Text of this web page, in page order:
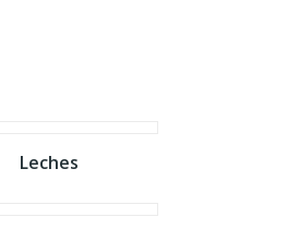
Leches